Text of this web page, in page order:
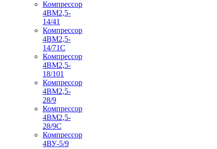
Компрессор
4ВМ2,5-
14/41
Компрессор
4ВМ2,5-
14/71C
Компрессор
4ВМ2,5-
18/101
Компрессор
4ВМ2,5-
28/9
Компрессор
4ВМ2,5-
28/9С
Компрессор
4ВУ-5/9